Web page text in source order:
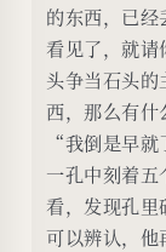
的东西，已
看见了，就
头争当石头
西，那么有什
“我倒是早就
一孔中刻着
看，发现孔
可以辨认，他